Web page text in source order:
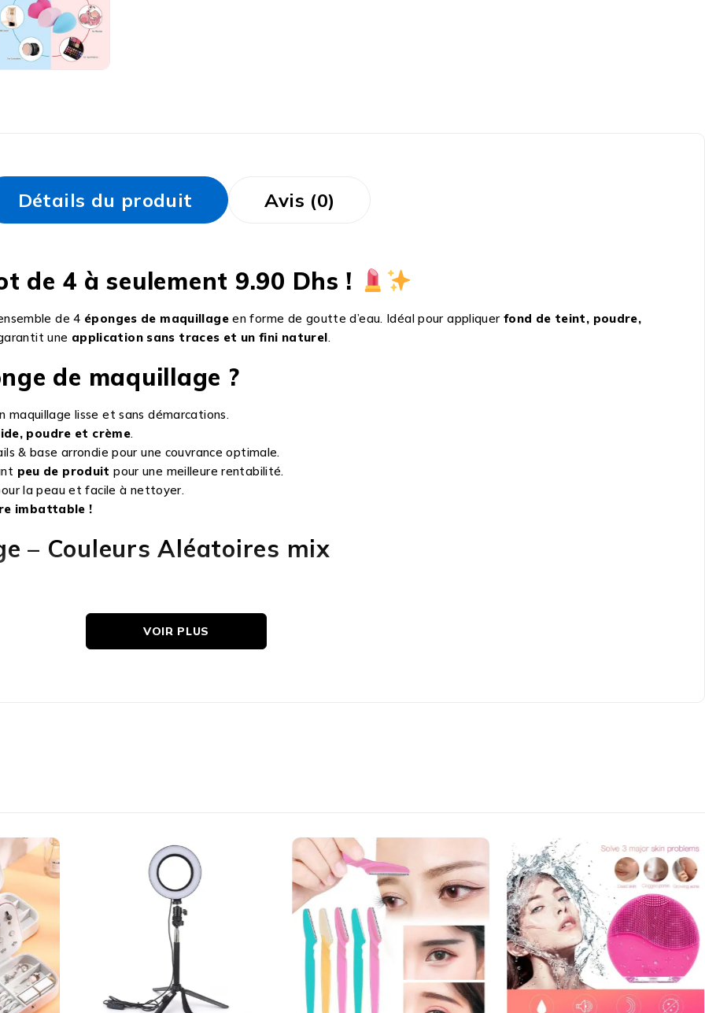
Détails du produit Avis (0)
de 4 à seulement 9.90 Dhs !
de 4 éponges de maquillageen forme de goutte d’eau. Idéal pour appliquer fond de teint, poudre,
une application sans traces et un fini naturel.
de maquillage ?
maquillage lisse et sans démarcations.
poudre et crème.
& base arrondie pour une couvrance optimale.
peu de produit pour une meilleure rentabilité.
la peau et facile à nettoyer.
imbattable !
– Couleurs Aléatoires mix
avec fonds de teint liquides ou crèmes.
au Maroc !
VOIR PLUS